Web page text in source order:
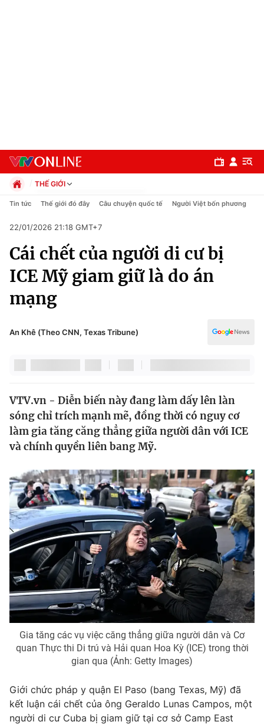
Chuyên mục
Chính trị
Xã hội
Pháp luật
Y tế
Thế giới
Tin tức
Thế giới đó đây
Câu chuyện quốc tế
Kinh tế
Thị trường
Góc doanh nghiệp
Dữ liệu và đời sống
Truyền hình
Phim VTV
Hậu trường
Nhân vật
Khán giả
Giải sao mai
Giải trí
Điện ảnh
Âm nhạc
Sao
Đời sống
Du lịch
Làm đẹp
Chất lượng cuộc sống
Giáo dục
Tuyển sinh
Học trực tuyến
Công nghệ
Hitech Công nghệ tương lai
Sản phẩm
Thị trường
Lịch phát sóng
THẾ GIỚI
Chính trị
Pháp luật
Kinh tế
Thể thao
Truyền hình
Văn hóa - Giải trí
Y tế
Công nghệ
Tin tức Thế giới đó đây Câu chuyện quốc tế Người Việt bốn phương
22/01/2026 21:18 GMT+7
Cái chết của người di cư bị
ICE Mỹ giam giữ là do án
mạng
An Khê (Theo CNN, Texas Tribune)
VTV.vn - Diễn biến này đang làm dấy lên làn
sóng chỉ trích mạnh mẽ, đồng thời có nguy cơ
làm gia tăng căng thẳng giữa người dân với ICE
và chính quyền liên bang Mỹ.
Gia tăng các vụ việc căng thẳng giữa người dân và Cơ
quan Thực thi Di trú và Hải quan Hoa Kỳ (ICE) trong thời
gian qua (Ảnh: Getty Images)
Giới chức pháp y quận El Paso (bang Texas, Mỹ) đã
kết luận cái chết của ông Geraldo Lunas Campos, một
người di cư Cuba bị giam giữ tại cơ sở Camp East